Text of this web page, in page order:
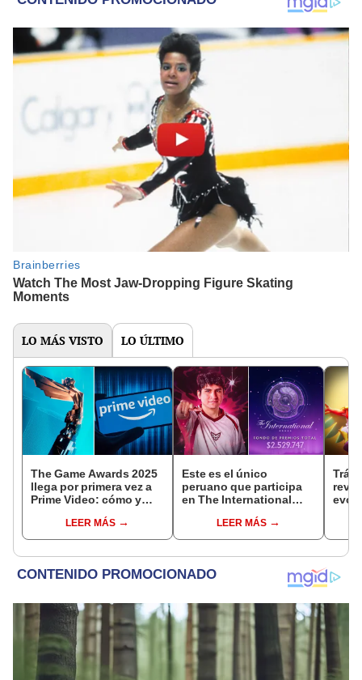
LO MÁS VISTO LO ÚLTIMO
The Game Awards 2025
llega por primera vez a
Prime Video: cómo y
LEER MÁS
Este es el único
peruano que participa
en The International
equipo Heroic
LEER MÁS